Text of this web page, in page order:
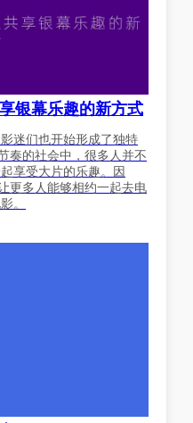
银幕乐趣的新方式
迷们也开始形成了独特
奏的社会中，很多人并不
享受大片的乐趣。因
更多人能够相约一起去电
。